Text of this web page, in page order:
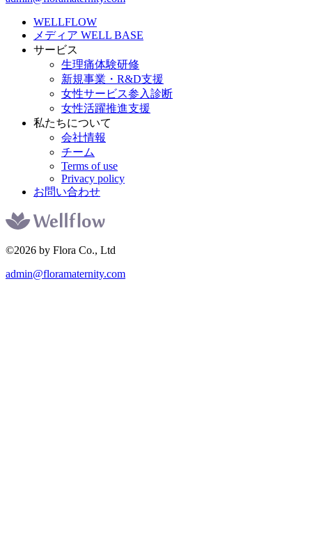
WELLFLOW
メディア WELL BASE
サービス
生理痛体験研修
新規事業・R&D支援
女性サービス参入診断
女性活躍推進支援
私たちについて
会社情報
チーム
Terms of use
Privacy policy
お問い合わせ
©2026 by Flora Co., Ltd
admin@floramaternity.com